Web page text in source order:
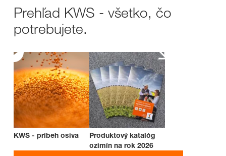
Prehľad KWS - všetko, čo
potrebujete.
KWS - príbeh osiva
Produktový katalóg
ozimín na rok 2026